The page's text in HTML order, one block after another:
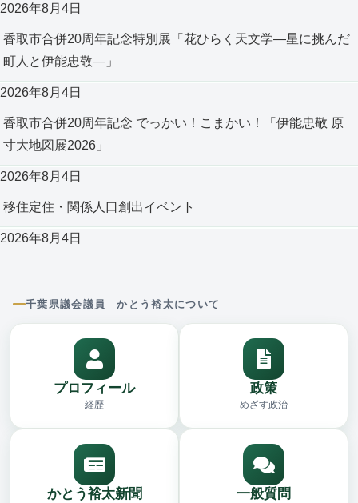
2026年8月4日
香取市合併20周年記念特別展「花ひらく天文学―星に挑んだ
町人と伊能忠敬―」
2026年8月4日
香取市合併20周年記念 でっかい！こまかい！「伊能忠敬 原
寸大地図展2026」
2026年8月4日
移住定住・関係人口創出イベント
2026年8月4日
千葉県議会議員 かとう裕太について
プロフィール
経歴
政策
めざす政治
かとう裕太新聞 一般質問